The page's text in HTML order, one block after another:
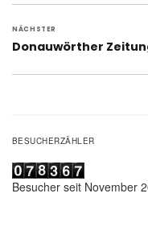
NÄCHSTER
Nächster
Donauwörther
BESUCHERZÄHLER
Besucher seit November